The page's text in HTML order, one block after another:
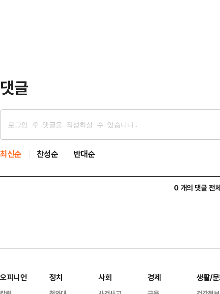
댓글
최신순 찬성순 반대순
0 개의 댓글 전
오피니언 정치 사회 경제 생활/